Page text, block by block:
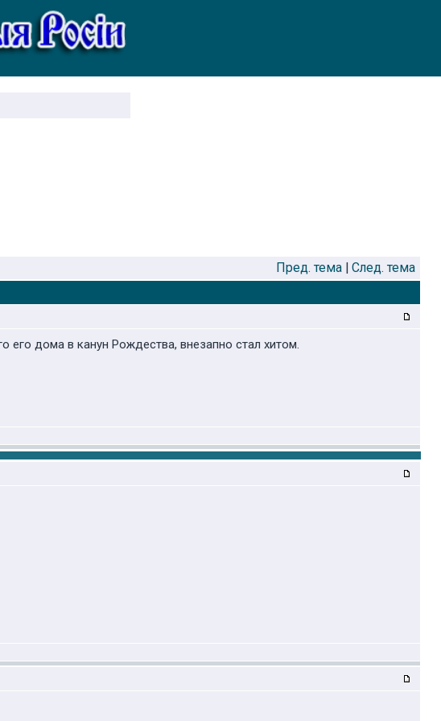
Пред. тема | След. тема
дома в канун Рождества, внезапно стал хитом.